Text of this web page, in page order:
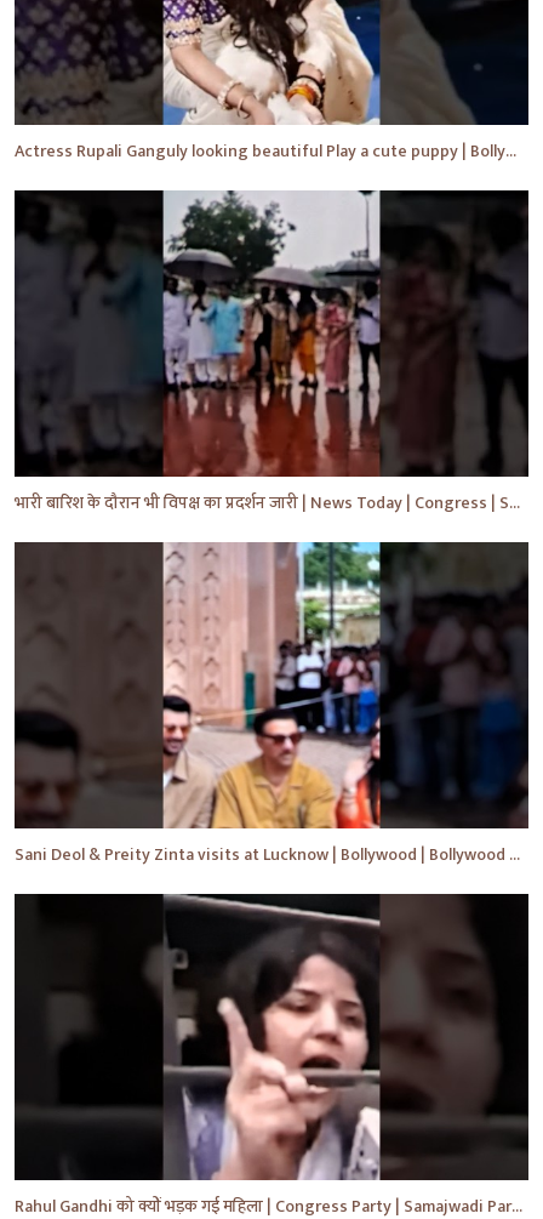
Actress Rupali Ganguly looking beautiful Play a cute puppy | Bollywood | Bollywood News #shorts #yt
भारी बारिश के दौरान भी विपक्ष का प्रदर्शन जारी | News Today | Congress | Samajwadi | #shorts #yt
Sani Deol & Preity Zinta visits at Lucknow | Bollywood | Bollywood News | #bollywood #shorts #yt
Rahul Gandhi को क्यों भड़क गई महिला | Congress Party | Samajwadi Party | #shorts #ytshorts #yt